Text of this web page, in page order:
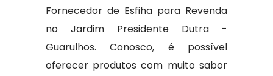
Fornecedor de Esfiha para Revenda
no Jardim Presidente Dutra -
Guarulhos. Conosco, é possível
oferecer produtos com muito sabor